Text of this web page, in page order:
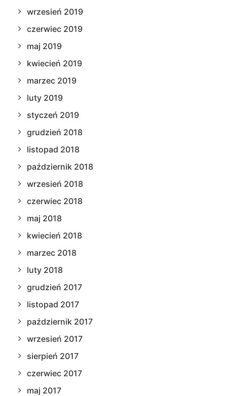
wrzesień 2019
czerwiec 2019
maj 2019
kwiecień 2019
marzec 2019
luty 2019
styczeń 2019
grudzień 2018
listopad 2018
październik 2018
wrzesień 2018
czerwiec 2018
maj 2018
kwiecień 2018
marzec 2018
luty 2018
grudzień 2017
listopad 2017
październik 2017
wrzesień 2017
sierpień 2017
czerwiec 2017
maj 2017